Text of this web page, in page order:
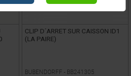
CLIP D´ARRET SUR CAISSON ID1
(LA PAIRE)
BUBENDORFF - BB241305